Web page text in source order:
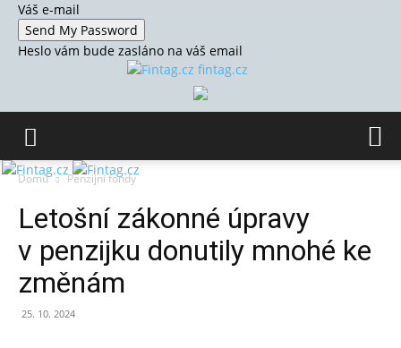
Váš e-mail
Heslo vám bude zasláno na váš email
fintag.cz
Domů Penzijní fondy
Letošní zákonné úpravy
v penzijku donutily mnohé ke
změnám
25. 10. 2024